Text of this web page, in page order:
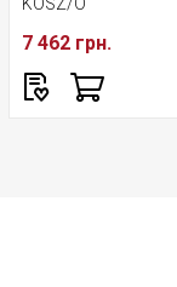
7 462 грн.